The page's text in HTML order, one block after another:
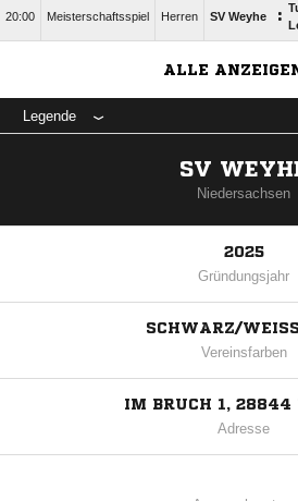
20:00 Meisterschaftsspiel Herren SV Weyhe :
ALLE
Legende
SV
Niedersachsen
2025
Gründungsjahr
SCHWARZ/
Vereinsfarben
IM BRUCH 1, 28844
Adresse